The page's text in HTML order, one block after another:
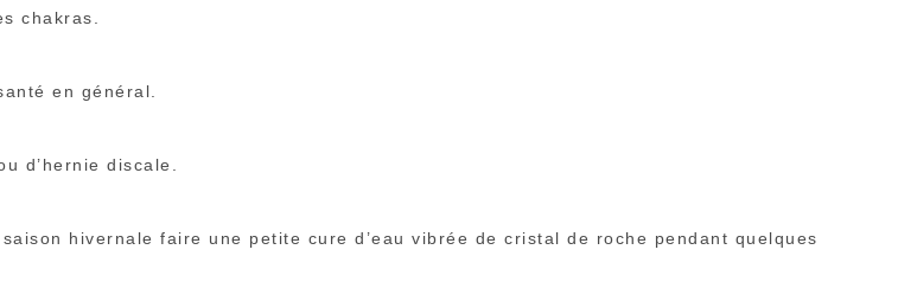
chakras.
en général.
d’hernie discale.
hivernale faire une petite cure d’eau vibrée de cristal de roche pendant quelques